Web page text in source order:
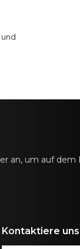
an, um auf dem
Kontaktiere uns